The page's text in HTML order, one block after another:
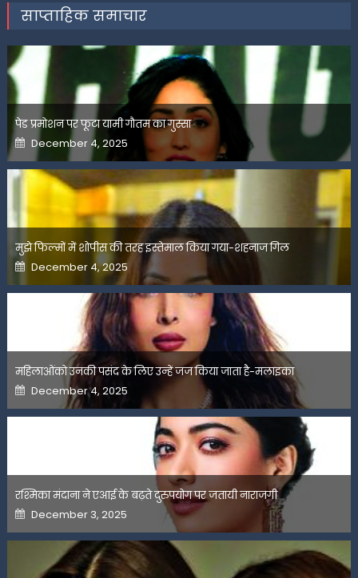
साप्ताहिक समाचार
पेड प्रमोशन पर फूटा यामी गौतम का गुस्सा
Posted
on
December 4, 2025
मुझे फिल्मों में शोपीस की तरह इस्तेमाल किया गया-शहनाज गिल
Posted
on
December 4, 2025
महिलाओंको उनकी पसंद के लिए उन्हें जज किया जाता है-मलाइका
Posted
on
December 4, 2025
रश्मिका मंदाना ने एआई के बढ़ते दुरुपयोग पर जतायी नाराजगी
Posted
on
December 3, 2025